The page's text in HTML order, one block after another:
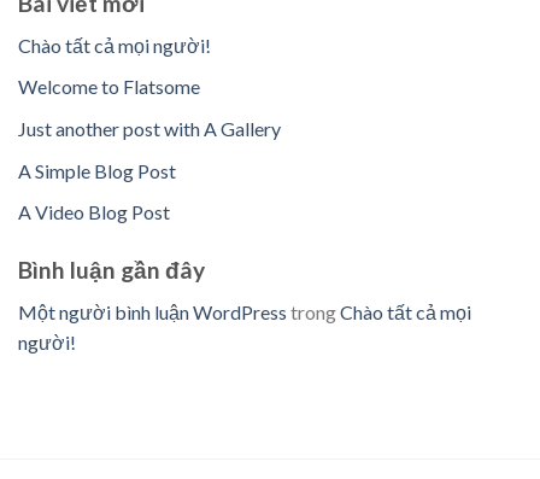
Chào tất cả mọi người!
Welcome to Flatsome
Just another post with A Gallery
A Simple Blog Post
A Video Blog Post
Bình luận gần đây
Một người bình luận WordPress trongChào tất cả mọi
người!